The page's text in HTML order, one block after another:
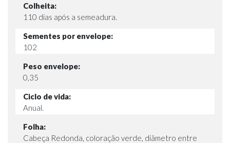
Colheita:
110 dias após a semeadura.
Sementes por envelope:
102
Peso envelope:
0,35
Ciclo de vida:
Anual.
Folha:
Cabeça Redonda, coloração verde, diâmetro entre